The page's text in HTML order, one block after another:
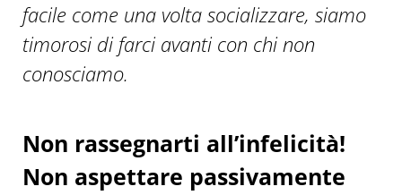
facile come una volta socializzare, siamo
timorosi di farci avanti con chi non
conosciamo.
Non rassegnarti all’infelicità!
Non aspettare passivamente